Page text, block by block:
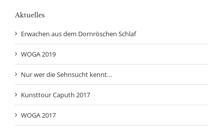
Aktuelles
Erwachen aus dem Dornröschen Schlaf
WOGA 2019
Nur wer die Sehnsucht kennt…
Kunsttour Caputh 2017
WOGA 2017